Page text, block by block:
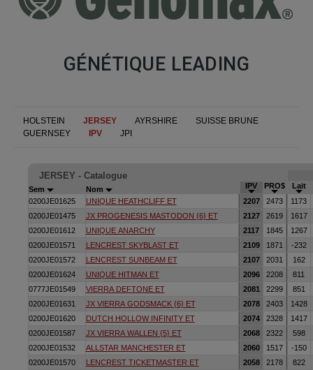
GÉNÉTIQUE LEADING